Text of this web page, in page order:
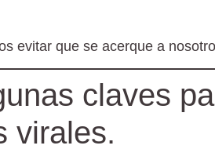
evitar que se acerque a
claves
virales.